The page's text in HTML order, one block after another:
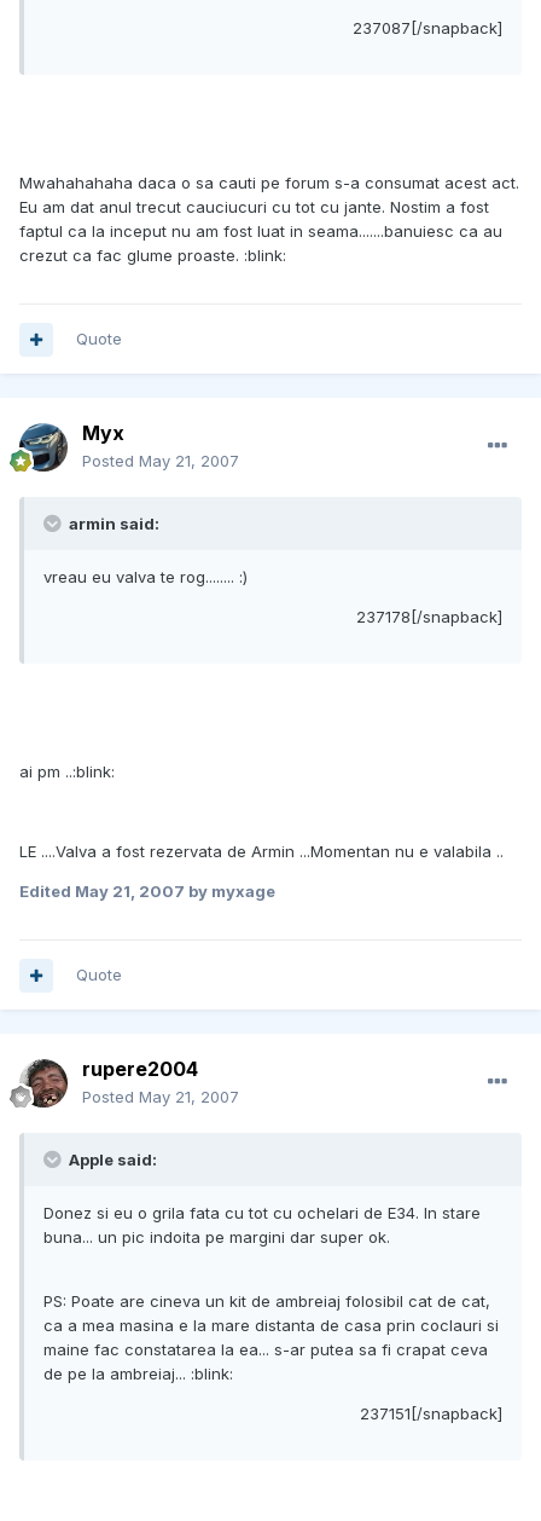
237087[/snapback]
Mwahahahaha daca o sa cauti pe forum s-a consumat acest act.
Eu am dat anul trecut cauciucuri cu tot cu jante. Nostim a fost
faptul ca la inceput nu am fost luat in seama.......banuiesc ca au
crezut ca fac glume proaste. :blink:
Quote
Myx
Posted May 21, 2007
armin said:
vreau eu valva te rog........ :)
237178[/snapback]
ai pm ..:blink:
LE ....Valva a fost rezervata de Armin ...Momentan nu e valabila ..
Edited May 21, 2007 by myxage
Quote
rupere2004
Posted May 21, 2007
Apple said:
Donez si eu o grila fata cu tot cu ochelari de E34. In stare
buna... un pic indoita pe margini dar super ok.
PS: Poate are cineva un kit de ambreiaj folosibil cat de cat,
ca a mea masina e la mare distanta de casa prin coclauri si
maine fac constatarea la ea... s-ar putea sa fi crapat ceva
de pe la ambreiaj... :blink:
237151[/snapback]